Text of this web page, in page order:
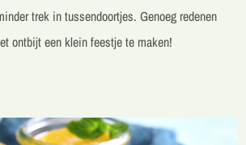
trek in tussendoortjes. Genoeg redenen
ontbijt een klein feestje te maken!